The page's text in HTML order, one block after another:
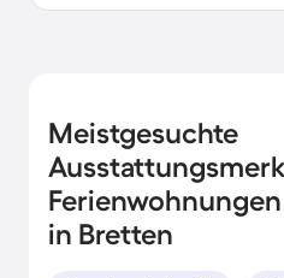
Meistgesuchte
in Bretten